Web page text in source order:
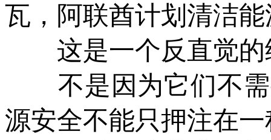
瓦，阿联酋计划清洁
这是一个反直觉的
不是因为它们不需
源安全不能只押注在